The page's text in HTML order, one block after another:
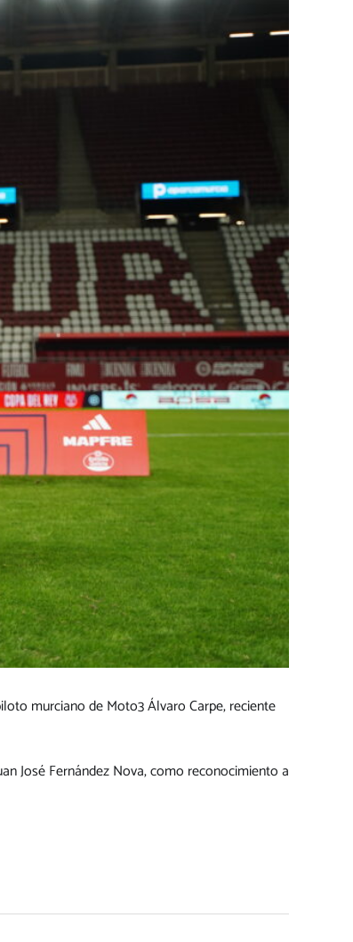
murciano de Moto3 Álvaro Carpe, reciente
José Fernández Nova, como reconocimiento a